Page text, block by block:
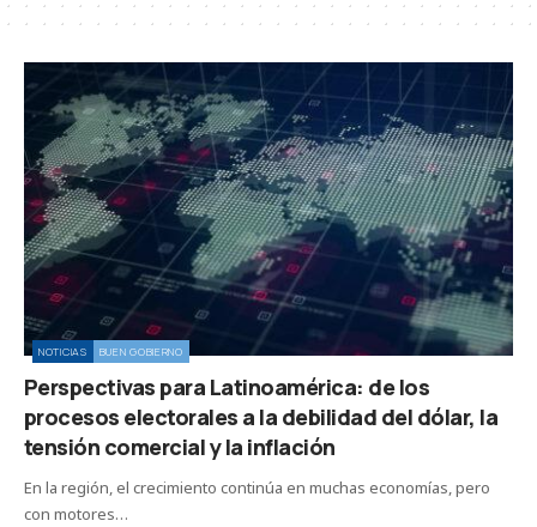
NOTICIAS BUEN GOBIERNO
Perspectivas para Latinoamérica: de los
procesos electorales a la debilidad del dólar, la
tensión comercial y la inflación
En la región, el crecimiento continúa en muchas economías, pero
con motores…